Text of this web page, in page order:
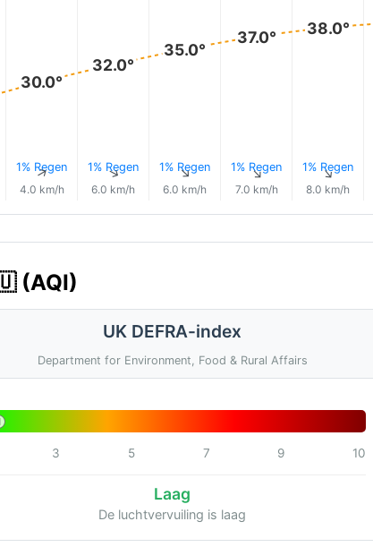
30.0°
1% Regen
↑
4.0 km/h
32.0°
1% Regen
↑
6.0 km/h
35.0°
1% Regen
↑
6.0 km/h
37.0°
1% Regen
↑
7.0 km/h
38.0°
1% Regen
↑
8.0 km/h
(AQI)
UK DEFRA-index
Department for Environment, Food & Rural Affairs
3 5 7 9 10
Laag
De luchtvervuiling is laag